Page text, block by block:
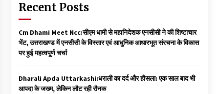
Recent Posts
Cm Dhami Meet Ncc:सीएम धामी से महानिदेशक एनसीसी ने की शिष्टाचार
भेंट, उत्तराखण्ड में एनसीसी के विस्तार एवं आधुनिक आधारभूत संरचना के विकास
पर हुई महत्वपूर्ण चर्चा
Dharali Apda Uttarkashi:धराली का दर्द और हौसला: एक साल बाद भी
आपदा के जख्म, लेकिन लौट रही रौनक